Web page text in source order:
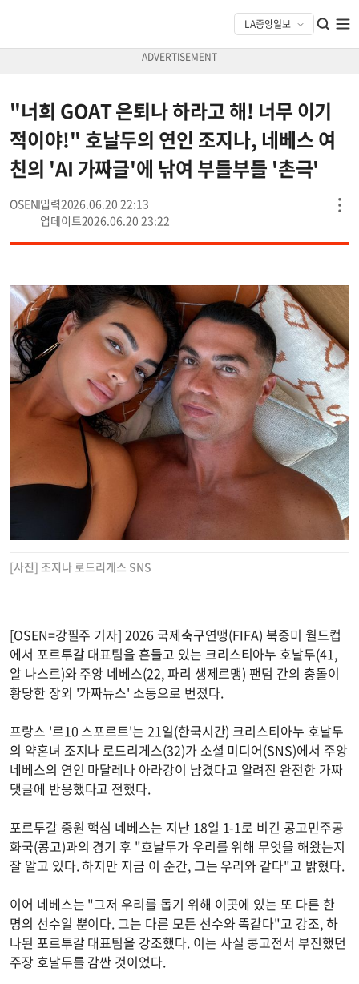
"너희 GOAT 은퇴나 하라고 해! 너무 이기
적이야!" 호날두의 연인 조지나, 네베스 여
친의 'AI 가짜글'에 낚여 부들부들 '촌극'
OSEN
2026.06.20 22:13
2026.06.20 23:22
[사진] 조지나 로드리게스 SNS
[OSEN=강필주 기자] 2026 국제축구연맹(FIFA) 북중미 월드컵
에서 포르투갈 대표팀을 흔들고 있는 크리스티아누 호날두(41,
알 나스르)와 주앙 네베스(22, 파리 생제르맹) 팬덤 간의 충돌이
황당한 장외 '가짜뉴스' 소동으로 번졌다.
프랑스 '르10 스포르트'는 21일(한국시간) 크리스티아누 호날두
의 약혼녀 조지나 로드리게스(32)가 소셜 미디어(SNS)에서 주앙
네베스의 연인 마달레나 아라강이 남겼다고 알려진 완전한 가짜
댓글에 반응했다고 전했다.
포르투갈 중원 핵심 네베스는 지난 18일 1-1로 비긴 콩고민주공
화국(콩고)과의 경기 후 "호날두가 우리를 위해 무엇을 해왔는지
잘 알고 있다. 하지만 지금 이 순간, 그는 우리와 같다"고 밝혔다.
이어 네베스는 "그저 우리를 돕기 위해 이곳에 있는 또 다른 한
명의 선수일 뿐이다. 그는 다른 모든 선수와 똑같다"고 강조, 하
나된 포르투갈 대표팀을 강조했다. 이는 사실 콩고전서 부진했던
주장 호날두를 감싼 것이었다.